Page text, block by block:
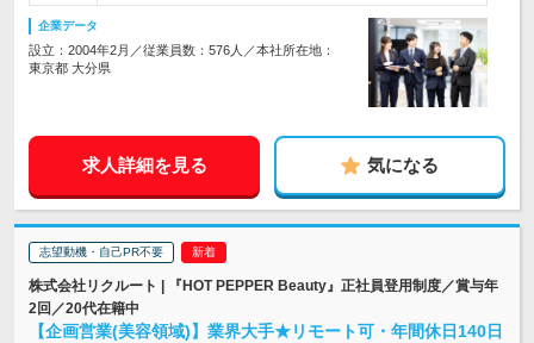
企業データ
設立：2004年2月／従業員数：576人／本社所在地：
東京都 大分県
求人詳細を見る 気になる
志望動機・自己PR不要
株式会社リクルート | 『HOT PEPPER Beauty』正社員登用制度／賞与年
2回／20代在籍中
【企画営業(美容領域)】業界大手★リモート可・年間休日140日